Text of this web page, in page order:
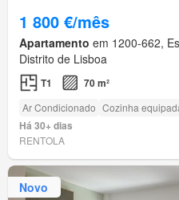
1 800 €/mês
Apartamento em 1200-662,
Distrito de Lisboa
T1 70 m²
Ar Condicionado Cozinha
Há 30+ dias
RENTOLA
Novo